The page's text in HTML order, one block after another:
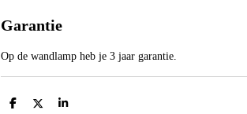
Garantie
Op de wandlamp heb je 3 jaar garantie.
D
D
S